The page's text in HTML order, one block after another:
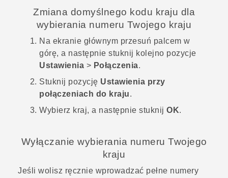
Zmiana domyślnego kodu kraju dla
wybierania numeru Twojego kraju
Na ekranie głównym przesuń palcem w
górę, a następnie stuknij kolejno pozycje
Ustawienia > Połączenia.
Stuknij pozycję Ustawienia przy
połączeniach do kraju.
Wybierz kraj, a następnie stuknij OK.
Wyłączanie wybierania numeru Twojego
kraju
Jeśli wolisz ręcznie wprowadzać pełne numery